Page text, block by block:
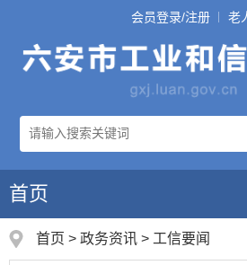
会员登录/注册 老
首页
首页 > 政务资讯 > 工信要闻